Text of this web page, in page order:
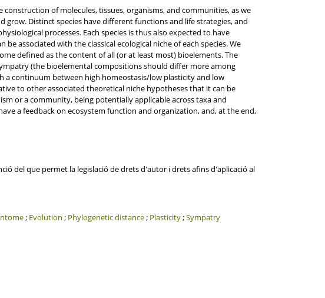
of molecules, tissues, organisms, and communities, as we
Distinct species have different functions and life strategies, and
processes. Each species is thus also expected to have
associated with the classical ecological niche of each species. We
defined as the content of all (or at least most) bioelements. The
(the bioelemental compositions should differ more among
a continuum between high homeostasis/low plasticity and low
to other associated theoretical niche hypotheses that it can be
or a community, being potentially applicable across taxa and
a feedback on ecosystem function and organization, and, at the end,
del que permet la legislació de drets d'autor i drets afins d'aplicació al
; Evolution ; Phylogenetic distance; Plasticity;Sympatry